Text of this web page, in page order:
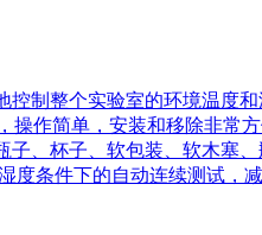
制整个实验室的环境温度
作简单，安装和移除非常
、杯子、软包装、软木塞
条件下的自动连续测试，